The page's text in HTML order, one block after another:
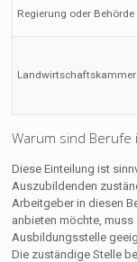
Regierung oder Behörde
Landwirtschaftskammer
Warum sind Berufe
Diese Einteilung ist
Auszubildenden
Arbeitgeber in diesen
anbieten möchte,
Ausbildungsstelle
Die zuständige Stelle